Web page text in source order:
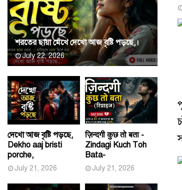
শরতের ছায়া মেখে দেখো আজ বৃষ্টি পড়ছে,।
July 22, 2026
দেখো আজ বৃষ্টি পড়ছে,
Dekho aaj bristi
porche,
July 21, 2026
ज़िन्दगी कुछ तो बता -
Zindagi Kuch Toh
Bata-
July 21, 2026